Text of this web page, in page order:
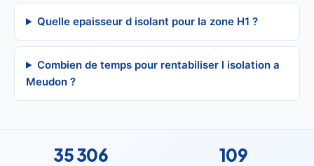
Quelle epaisseur d isolant pour la zone H1 ?
Combien de temps pour rentabiliser l isolation a
Meudon ?
35 306 109